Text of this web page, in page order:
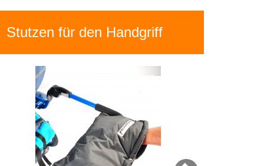
Stutzen für den Handgriff